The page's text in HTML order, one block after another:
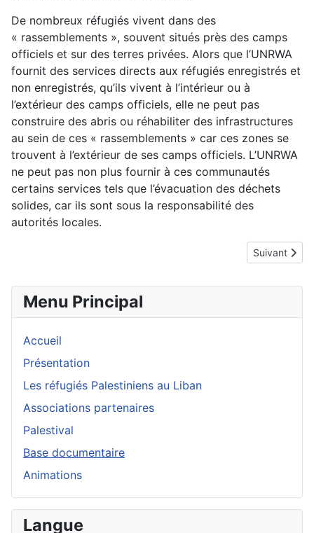
Menu Principal
Accueil
Présentation
Les réfugiés Palestiniens au Liban
Associations partenaires
Palestival
Base documentaire
Animations
Langue
De nombreux réfugiés vivent dans des
« rassemblements », souvent situés près des camps
officiels et sur des terres privées. Alors que l’UNRWA
fournit des services directs aux réfugiés enregistrés et
non enregistrés, qu’ils vivent à l’intérieur ou à
l’extérieur des camps officiels, elle ne peut pas
construire des abris ou réhabiliter des infrastructures
au sein de ces « rassemblements » car ces zones se
trouvent à l’extérieur de ses camps officiels. L’UNRWA
ne peut pas non plus fournir à ces communautés
certains services tels que l’évacuation des déchets
solides, car ils sont sous la responsabilité des
autorités locales.
Article
Suivant